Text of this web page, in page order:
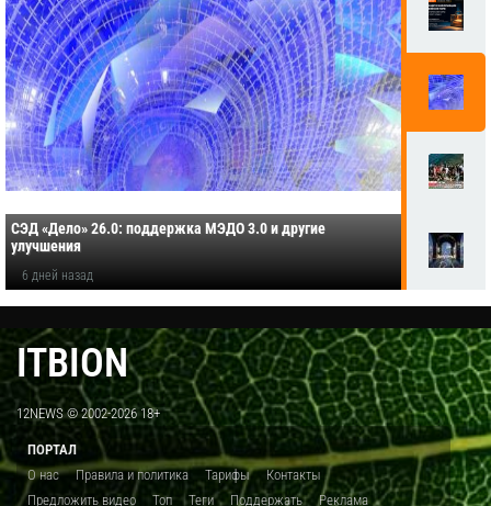
СЭД «Дело» 26.0: поддержка МЭДО 3.0 и другие
улучшения
6 дней назад
ITBION
12NEWS © 2002-2026 18+
ПОРТАЛ
О нас
Правила и политика Тарифы
Контакты
Предложить видео
Топ Теги Поддержать Реклама